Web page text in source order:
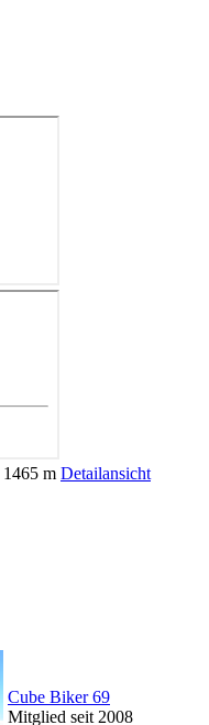
1465 m Detailansicht
Cube Biker 69
Mitglied seit 2008